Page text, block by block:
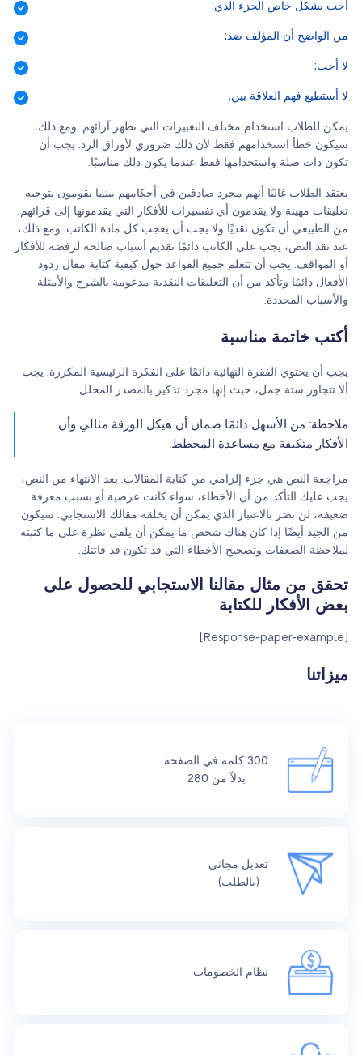
أحب بشكل خاص الجزء الذي;
من الواضح أن المؤلف ضد;
لا أحب;
لا أستطيع فهم العلاقة بين.
يمكن للطلاب استخدام مختلف التعبيرات التي تظهر آرائهم. ومع ذلك،
سيكون خطأ استخدامهم فقط لأن ذلك ضروري لأوراق الرد. يجب أن
تكون ذات صلة واستخدامها فقط عندما يكون ذلك مناسبًا.
يعتقد الطلاب غالبًا أنهم مجرد صادقين في أحكامهم بينما يقومون بتوجيه
تعليقات مهينة ولا يقدمون أي تفسيرات للأفكار التي يقدمونها إلى قرائهم.
من الطبيعي أن تكون نقديًا ولا يجب أن يعجب كل مادة الكاتب. ومع ذلك،
عند نقد النص، يجب على الكاتب دائمًا تقديم أسباب صالحة لرفضه للأفكار
أو المواقف. يجب أن تتعلم جميع القواعد حول كيفية كتابة مقال ردود
الأفعال دائمًا وتأكد من أن التعليقات النقدية مدعومة بالشرح والأمثلة
والأسباب المحددة.
أكتب خاتمة مناسبة
يجب أن يحتوي الفقرة النهائية دائمًا على الفكرة الرئيسية المكررة. يجب
ألا تتجاوز ستة جمل، حيث إنها مجرد تذكير بالمصدر المحلل.
ملاحظة: من الأسهل دائمًا ضمان أن هيكل الورقة مثالي وأن
الأفكار متكيفة مع مساعدة المخطط.
مراجعة النص هي جزء إلزامي من كتابة المقالات. بعد الانتهاء من النص،
يجب عليك التأكد من أن الأخطاء، سواء كانت عرضية أو بسبب معرفة
ضعيفة، لن تضر بالاعتبار الذي يمكن أن يخلقه مقالك الاستجابي. سيكون
من الجيد أيضًا إذا كان هناك شخص ما يمكن أن يلقى نظرة على ما كتبته
لملاحظة الضعفات وتصحيح الأخطاء التي قد تكون قد فاتتك.
تحقق من مثال مقالنا الاستجابي للحصول على
بعض الأفكار للكتابة
ميزاتنا
300 كلمة في الصفحة
بدلاً من 280
تعديل مجاني
(بالطلب)
نظام الخصومات